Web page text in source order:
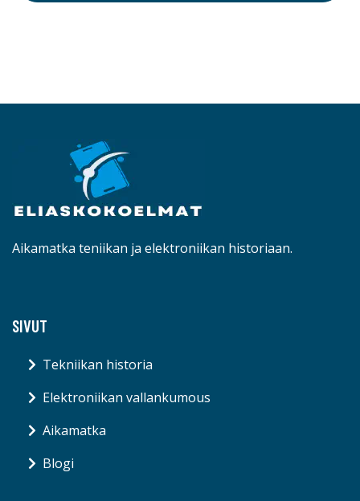
Aikamatka teniikan ja elektroniikan historiaan.
SIVUT
Tekniikan historia
Elektroniikan vallankumous
Aikamatka
Blogi